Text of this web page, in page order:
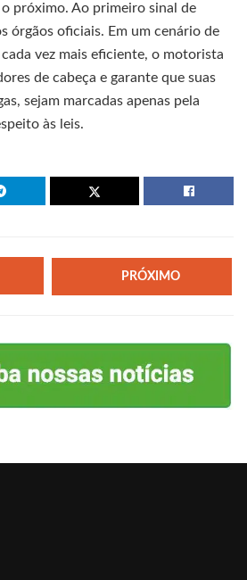
próximo. Ao primeiro sinal de
órgãos oficiais. Em um cenário de
vez mais eficiente, o motorista
de cabeça e garante que suas
sejam marcadas apenas pela
às leis.
PRÓXIMO